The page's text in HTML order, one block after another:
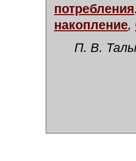
потребления.
накопление,
П. В.